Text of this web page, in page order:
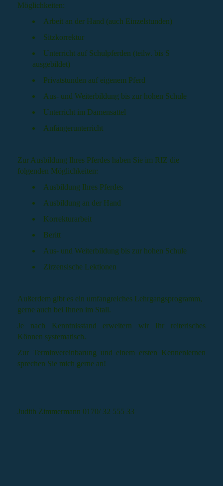
Möglichkeiten:
Arbeit an der Hand (auch Einzelstunden)
Sitzkorrektur
Unterricht auf Schulpferden (teilw. bis S
ausgebildet)
Privatstunden auf eigenem Pferd
Aus- und Weiterbildung bis zur hohen Schule
Unterricht im Damensattel
Anfängerunterricht
Zur Ausbildung Ihres Pferdes haben Sie im RIZ die
folgenden Möglichkeiten:
Ausbildung Ihres Pferdes
Ausbildung an der Hand
Korrekturarbeit
Beritt
Aus- und Weiterbildung bis zur hohen Schule
Zirzensische Lektionen
Außerdem gibt es ein umfangreiches Lehrgangsprogramm,
gerne auch bei Ihnen im Stall.
Je nach Kenntnisstand erweitern wir Ihr reiterisches
Können systematisch.
Zur Terminvereinbarung und einem ersten Kennenlernen
sprechen Sie mich gerne an!
Judith Zimmermann 0170/ 32 555 33